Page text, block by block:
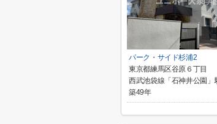
パーク・サイド杉浦2
東京都練馬区谷原６丁目
西武池袋線「石神井公園」
築49年